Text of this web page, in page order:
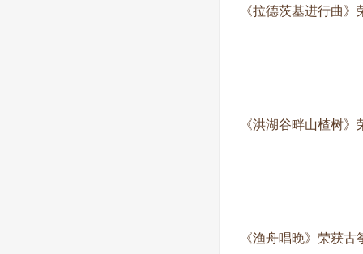
《拉德茨基进行曲
《洪湖谷畔山楂树
《渔舟唱晚》荣获